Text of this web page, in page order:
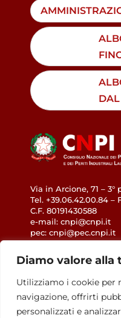
Diamo valore alla
Utilizziamo i cookie per
navigazione, offrirti
personalizzati e
Via in Arcione, 71 – 3°
Tel. +39.06.42.00.84 –
C.F. 80191430588
e-mail: cnpi@cnpi.it
pec: cnpi@pec.cnpi.it
GDPR
Privacy Policy